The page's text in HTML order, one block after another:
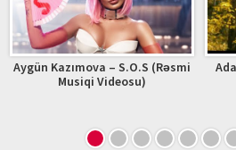
Aygün Kazımova – S.O.S (Rəsmi
Musiqi Videosu)